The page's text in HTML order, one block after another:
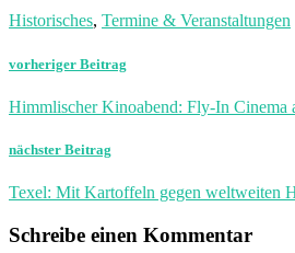
Historisches, Termine & Veranstaltungen
vorheriger Beitrag
Himmlischer Kinoabend: Fly-In Cinema
nächster Beitrag
Texel: Mit Kartoffeln gegen weltweiten
Schreibe einen Kommentar